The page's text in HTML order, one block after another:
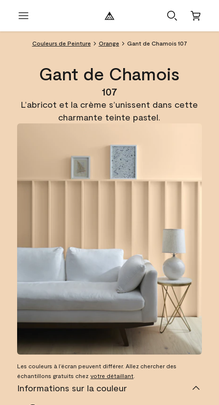
Couleurs de Peinture Orange Gant de Chamois 107
Gant de Chamois
107
L’abricot et la crème s’unissent dans cette
charmante teinte pastel.
Les couleurs à l’écran peuvent différer. Allez chercher des
échantillons gratuits chez votre détaillant
Informations sur la couleur